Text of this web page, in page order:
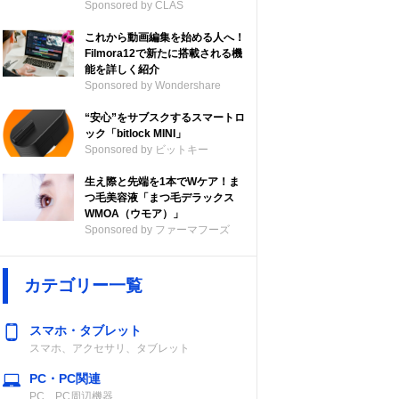
Sponsored by CLAS
これから動画編集を始める人へ！
Filmora12で新たに搭載される機
能を詳しく紹介
Sponsored by Wondershare
“安心”をサブスクするスマートロ
ック「bitlock MINI」
Sponsored by ビットキー
生え際と先端を1本でWケア！ま
つ毛美容液「まつ毛デラックス
WMOA（ウモア）」
Sponsored by ファーマフーズ
カテゴリー一覧
スマホ・タブレット
スマホ、アクセサリ、タブレット
PC・PC関連